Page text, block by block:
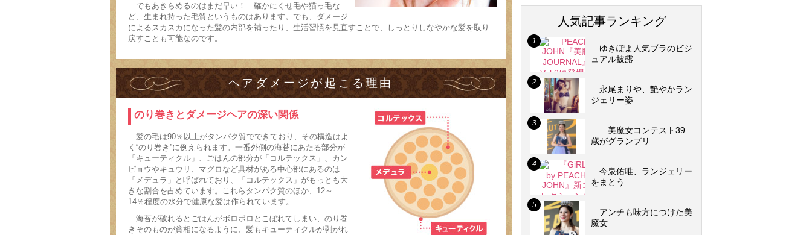
でもあきらめるのはまだ早い！ 確かにくせ毛や猫っ毛な
ど、生まれ持った毛質というものはあります。でも、ダメージ
によるスカスカになった髪の内部を補ったり、生活習慣を見直すことで、しっとりしなやかな髪を取り
戻すことも可能なのです。
ヘアダメージが起こる理由
のり巻きとダメージヘアの深い関係
髪の毛は90％以上がタンパク質でできており、その構造はよ
く“のり巻き”に例えられます。 一番外側の海苔にあたる部分が
「キューティクル」、ごはんの部分が「コルテックス」、カン
ピョウやキュウリ、マグロなど具材がある中心部にあるのは
「メデュラ」と呼ばれており、「コルテックス」がもっとも大
きな割合を占めています。これらタンパク質のほか、12～
14％程度の水分で健康な髪は作られています。
海苔が破れるとごはんがボロボロとこぼれてしまい、のり巻
きそのものが貧相になるように、髪もキューティクルが剥がれ
人気記事ランキング
ゆきぽよ人気ブラのビジ
ュアル披露
永尾まりや、艶やかラン
ジェリー姿
美魔女コンテスト39
歳がグランプリ
今泉佑唯、ランジェリー
をまとう
アンチも味方につけた美
魔女